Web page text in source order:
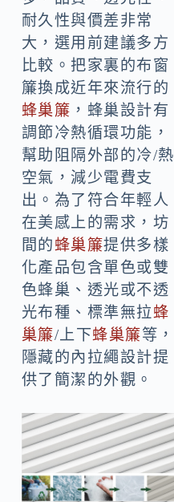
耐久性與價差非常
大，選用前建議多方
比較。把家裏的布窗
簾換成近年來流行的
蜂巢簾 ，蜂巢設計有
調節冷熱循環功能，
幫助阻隔外部的冷/熱
空氣，減少電費支
出。為了符合年輕人
在美感上的需求，坊
間的蜂巢簾提供多樣
化產品包含單色或雙
色蜂巢、透光或不透
光布種、標準無拉蜂
巢簾/上下蜂巢簾等，
隱藏的內拉繩設計提
供了簡潔的外觀。